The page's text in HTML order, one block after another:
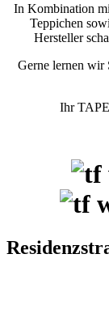
In Kombination
Teppichen
Hersteller
Gerne lernen wir
Ihr